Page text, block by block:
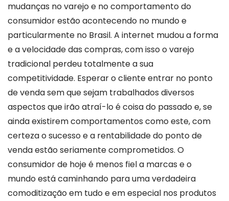
mudanças no varejo e no comportamento do
consumidor estão acontecendo no mundo e
particularmente no Brasil. A internet mudou a forma
e a velocidade das compras, com isso o varejo
tradicional perdeu totalmente a sua
competitividade. Esperar o cliente entrar no ponto
de venda sem que sejam trabalhados diversos
aspectos que irão atraí-lo é coisa do passado e, se
ainda existirem comportamentos como este, com
certeza o sucesso e a rentabilidade do ponto de
venda estão seriamente comprometidos. O
consumidor de hoje é menos fiel a marcas e o
mundo está caminhando para uma verdadeira
comoditização em tudo e em especial nos produtos